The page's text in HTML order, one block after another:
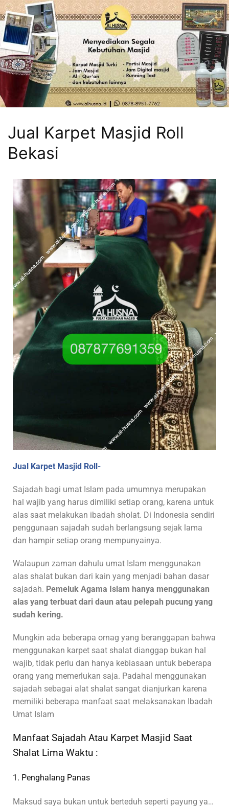
Jual Karpet Masjid Roll
Bekasi
Jual Karpet Masjid Roll-
Sajadah bagi umat Islam pada umumnya merupakan
hal wajib yang harus dimiliki setiap orang, karena untuk
alas saat melakukan ibadah sholat. Di Indonesia sendiri
penggunaan sajadah sudah berlangsung sejak lama
dan hampir setiap orang mempunyainya.
Walaupun zaman dahulu umat Islam menggunakan
alas shalat bukan dari kain yang menjadi bahan dasar
sajadah. Pemeluk Agama Islam hanya menggunakan
alas yang terbuat dari daun atau pelepah pucung yang
sudah kering.
Mungkin ada beberapa ornag yang beranggapan bahwa
menggunakan karpet saat shalat dianggap bukan hal
wajib, tidak perlu dan hanya kebiasaan untuk beberapa
orang yang memerlukan saja. Padahal menggunakan
sajadah sebagai alat shalat sangat dianjurkan karena
memiliki beberapa manfaat saat melaksanakan Ibadah
Umat Islam
Manfaat Sajadah Atau Karpet Masjid Saat
Shalat Lima Waktu :
1. Penghalang Panas
Maksud saya bukan untuk berteduh seperti payung ya…